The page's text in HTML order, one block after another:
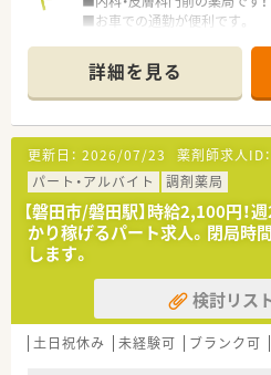
■お車での通勤が便利です。
軽にご相談ください。
＜こんな会社です＞
■全国に店舗展開中の大手調剤
■「総合病院門前・マンツーマン
と様々な出店形態がございます。
■自社開発の調剤システムで、
ポート！
自社開発のシステムを導入する
へより質の高い医療を提供しま
■2020年には業界でいち早くAI
入！現場の声をもとにした、効
っているため、薬剤師が働きや
■在宅業務へも積極的に取り組
ポート薬局への届け出実績も多
詳細を見る
更新日： 2026/07/23 薬剤師求人ID：
パート・アルバイト
調剤薬局
【磐田市/磐田駅】時給2,100円！
かり稼げるパート求人。閉局時
します。
検討リス
土日祝休み 未経験可 ブランク可